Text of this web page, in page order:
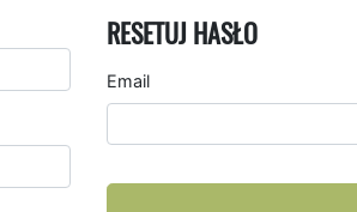
RESETUJ HASŁO
Email